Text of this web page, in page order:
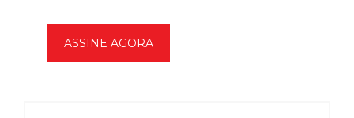
ASSINE AGORA